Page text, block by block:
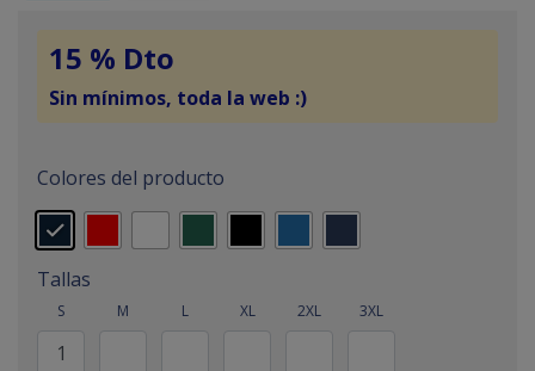
15 % Dto
Sin mínimos, toda la web :)
Colores del producto
Tallas
S M L XL 2XL 3XL